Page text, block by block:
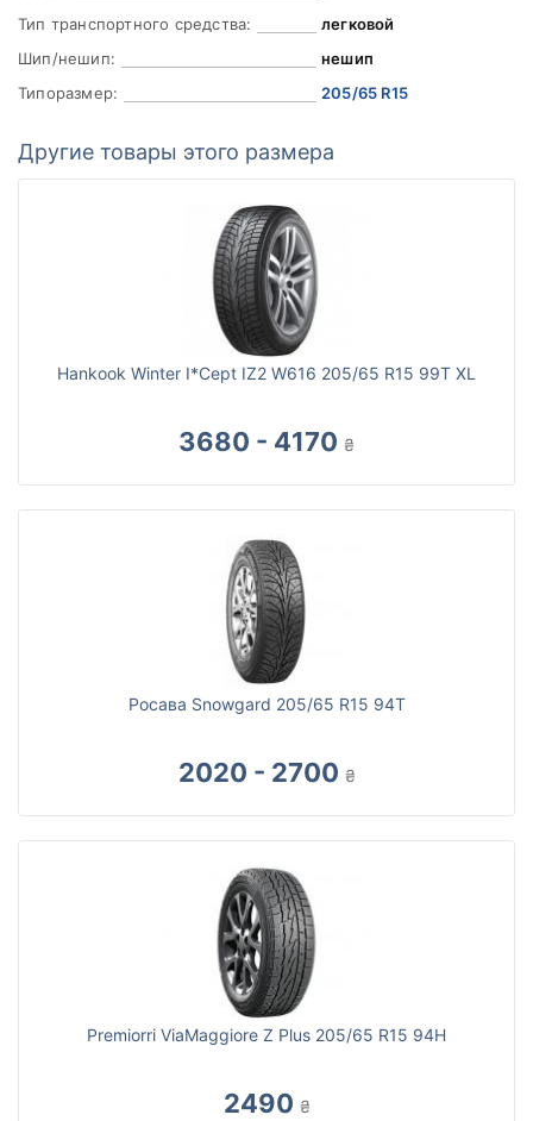
Тип транспортного средства:
легковой
Шип/нешип:
нешип
Типоразмер:
205/65 R15
Другие товары этого размера
Hankook Winter I*Cept IZ2 W616 205/65 R15 99T XL
3680 - 4170 ₴
Росава Snowgard 205/65 R15 94T
2020 - 2700 ₴
Premiorri ViaMaggiore Z Plus 205/65 R15 94H
2490 ₴